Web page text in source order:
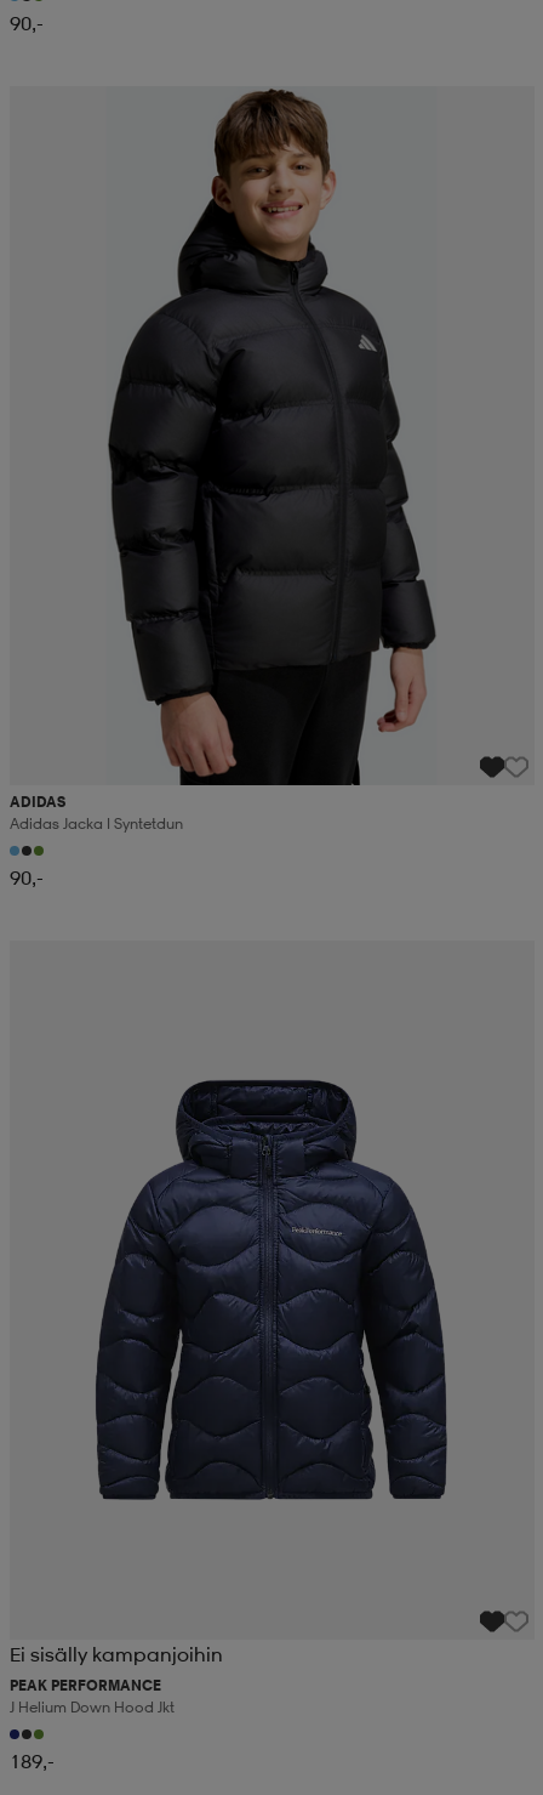
90,-
ADIDAS
Adidas Jacka I Syntetdun
90,-
Ei sisälly kampanjoihin
PEAK PERFORMANCE
J Helium Down Hood Jkt
189,-